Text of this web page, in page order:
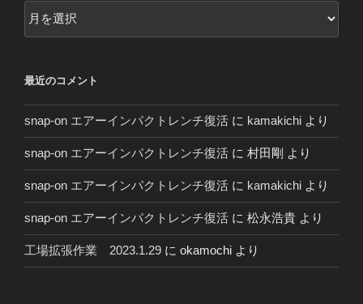
０
年
～
最近のコメント
snap-on エアーインパクトレンチ復活 に kamakichi より
snap-on エアーインパクトレンチ復活 に 村田剛 より
snap-on エアーインパクトレンチ復活 に kamakichi より
snap-on エアーインパクトレンチ復活 に 松永浩貴 より
工場拡張作業 2023.1.29 に okamochi より